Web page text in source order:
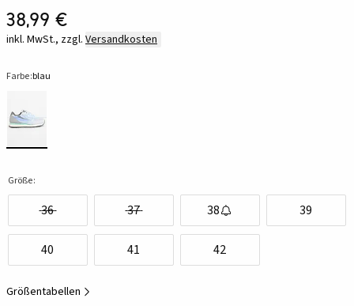
38,99 €
inkl. MwSt., zzgl. Versandkosten
Farbe:blau
Größe:
36 37 38 39
40 41 42
Größentabellen